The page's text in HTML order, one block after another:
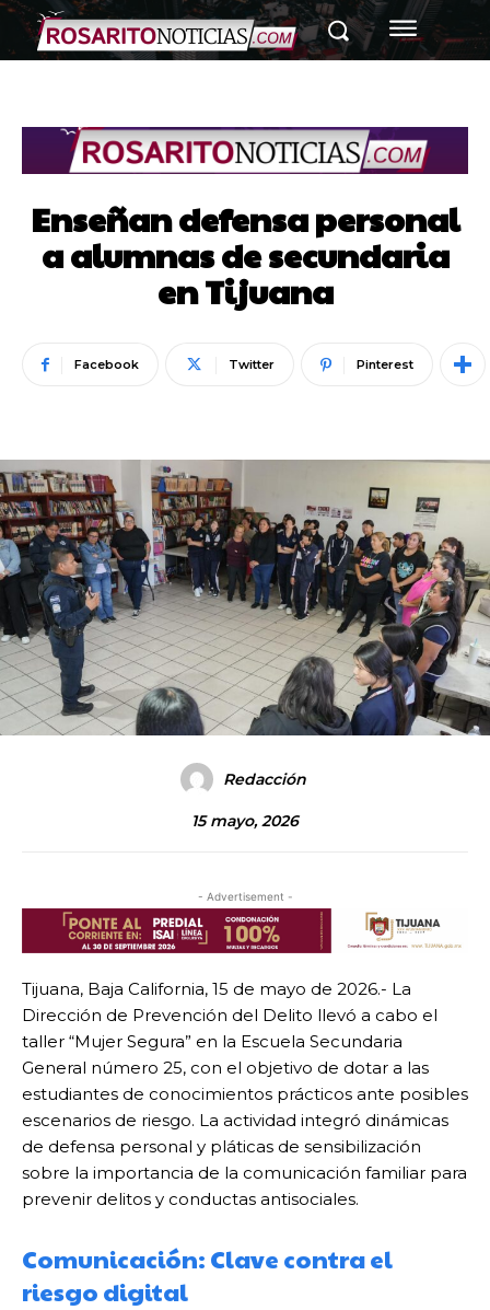
Enseñan defensa personal
a alumnas de secundaria
en Tijuana
Facebook Twitter Pinterest
Redacción
15 mayo, 2026
- Advertisement -
Tijuana, Baja California, 15 de mayo de 2026.- La
Dirección de Prevención del Delito llevó a cabo el
taller “Mujer Segura” en la Escuela Secundaria
General número 25, con el objetivo de dotar a las
estudiantes de conocimientos prácticos ante posibles
escenarios de riesgo. La actividad integró dinámicas
de defensa personal y pláticas de sensibilización
sobre la importancia de la comunicación familiar para
prevenir delitos y conductas antisociales.
Comunicación: Clave contra el
riesgo digital